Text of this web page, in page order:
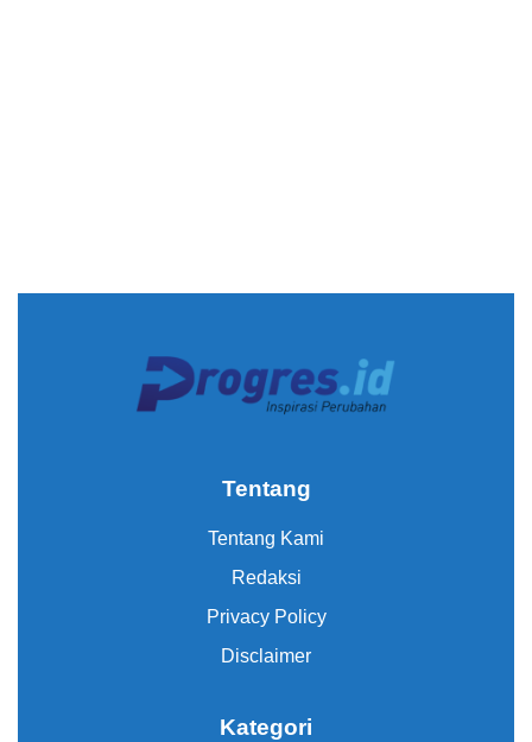
Tentang
Tentang Kami
Redaksi
Privacy Policy
Disclaimer
Kategori